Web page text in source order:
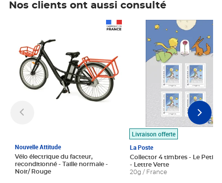
Nos clients ont aussi consulté
Nouvelle Attitude
Vélo électrique du facteur,
reconditionné - Taille normale -
Noir/ Rouge
Livraison offerte
La Poste
Collector 4 timbres - Le Petit
- Lettre Verte
20g / France
Prix 7,50€